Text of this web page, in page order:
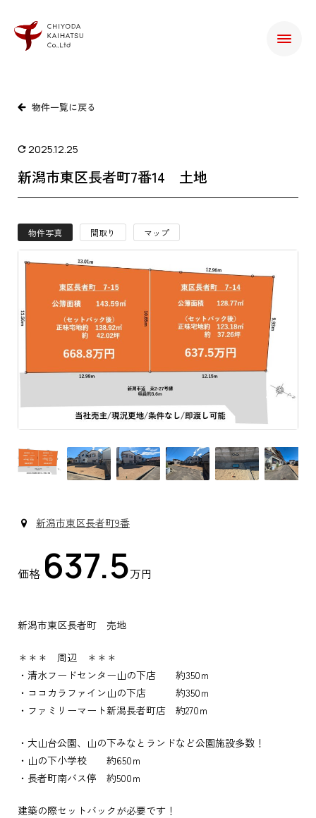
物件一覧に戻る
2025.12.25
新潟市東区長者町7番14 土地
物件写真 間取り マップ
新潟市東区長者町9番
価格 637.5万円
新潟市東区長者町 売地
＊＊＊ 周辺 ＊＊＊
・清水フードセンター山の下店 約350ｍ
・ココカラファイン山の下店 約350ｍ
・ファミリーマート新潟長者町店 約270ｍ
・大山台公園、山の下みなとランドなど公園施設多数！
・山の下小学校 約650ｍ
・長者町南バス停 約500ｍ
建築の際セットバックが必要です！